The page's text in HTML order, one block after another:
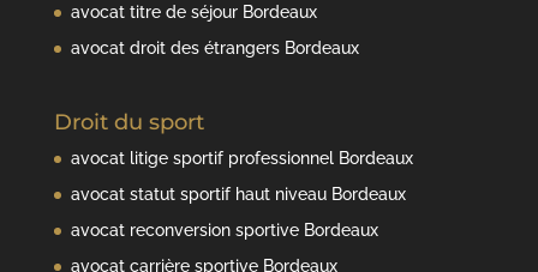
avocat titre de séjour Bordeaux
avocat droit des étrangers Bordeaux
Droit du sport
avocat litige sportif professionnel Bordeaux
avocat statut sportif haut niveau Bordeaux
avocat reconversion sportive Bordeaux
avocat carrière sportive Bordeaux